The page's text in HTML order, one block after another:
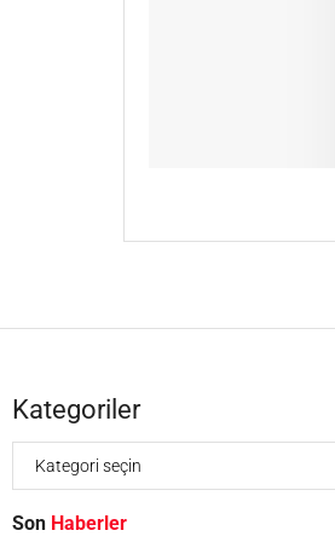
Kategoriler
Son Haberler